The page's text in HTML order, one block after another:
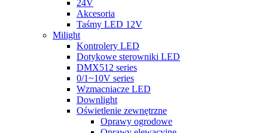
24V
Akcesoria
Taśmy LED 12V
Milight
Kontrolery LED
Dotykowe sterowniki LED
DMX512 series
0/1~10V series
Wzmacniacze LED
Downlight
Oświetlenie zewnętrzne
Oprawy ogrodowe